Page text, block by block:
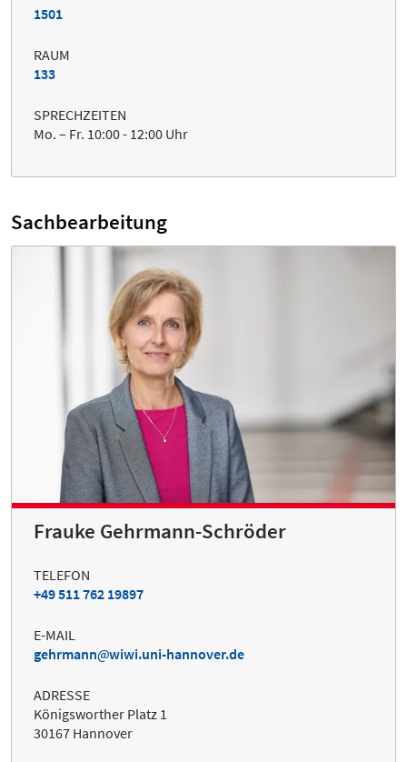
1501
RAUM
133
SPRECHZEITEN
Mo. – Fr. 10:00 - 12:00 Uhr
Sachbearbeitung
Frauke Gehrmann-Schröder
TELEFON
+49 511 762 19897
E-MAIL
gehrmann
wiwi.uni-hannover.de
ADRESSE
Königsworther Platz 1
30167 Hannover